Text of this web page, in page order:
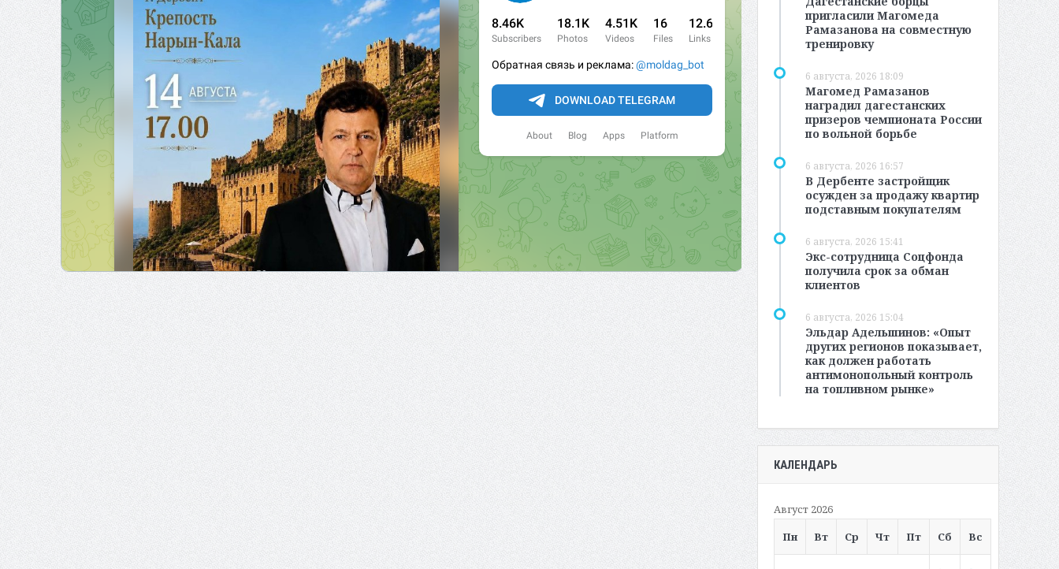
пригласили Магомеда
Рамазанова на совместную
тренировку
6 августа, 2026 18:09
Магомед Рамазанов
наградил дагестанских
призеров чемпионата России
по вольной борьбе
6 августа, 2026 16:57
В Дербенте застройщик
осужден за продажу квартир
подставным покупателям
6 августа, 2026 15:41
Экс-сотрудница Соцфонда
получила срок за обман
клиентов
6 августа, 2026 15:04
Эльдар Адельшинов: «Опыт
других регионов показывает,
как должен работать
антимонопольный контроль
на топливном рынке»
КАЛЕНДАРЬ
Август 2026
Пн
Вт Ср Чт Пт Сб Вс